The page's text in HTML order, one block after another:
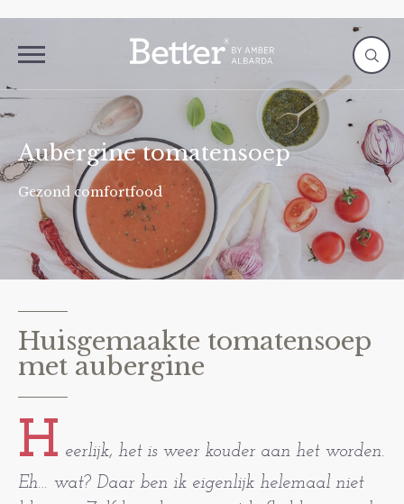
Aubergine tomatensoep
Gezond comfortfood
Huisgemaakte tomatensoep
met aubergine
H eerlijk, het is weer kouder aan het worden.
Eh… wat? Daar ben ik eigenlijk helemaal niet